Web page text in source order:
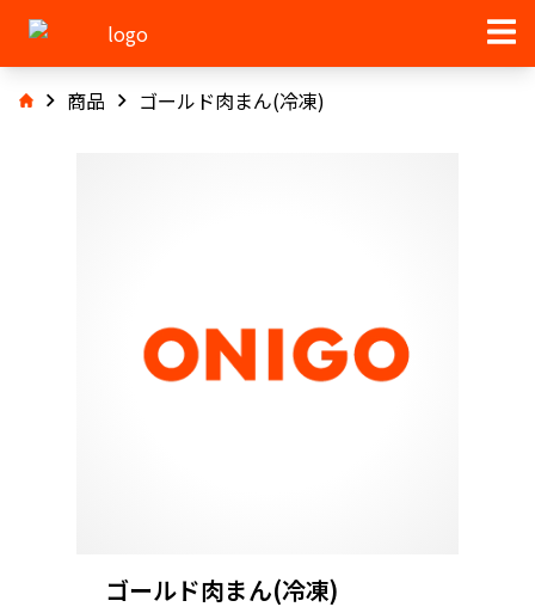
商品 ゴールド肉まん(冷凍)
ゴールド肉まん(冷凍)